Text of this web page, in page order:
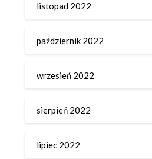
listopad 2022
październik 2022
wrzesień 2022
sierpień 2022
lipiec 2022